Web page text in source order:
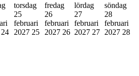
24
torsdag
25
februari
2027 25
fredag
26
februari
2027 26
lördag
27
februari
2027 27
söndag
28
februari
2027 28